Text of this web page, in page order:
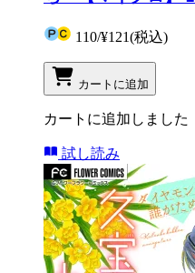
110/¥121(税込)
カートに追加
カートに追加しました
試し読み